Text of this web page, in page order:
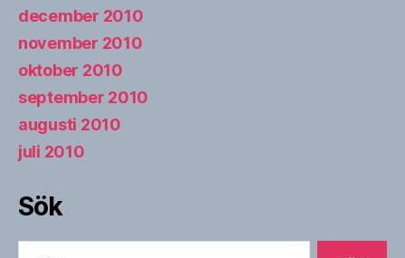
december 2010
november 2010
oktober 2010
september 2010
augusti 2010
juli 2010
Sök